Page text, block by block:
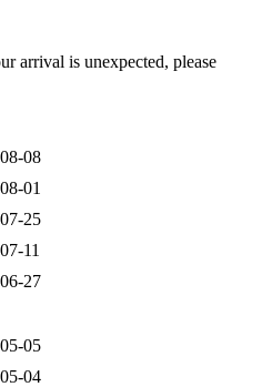
arrival is unexpected, please
08
01
25
11
27
05
04